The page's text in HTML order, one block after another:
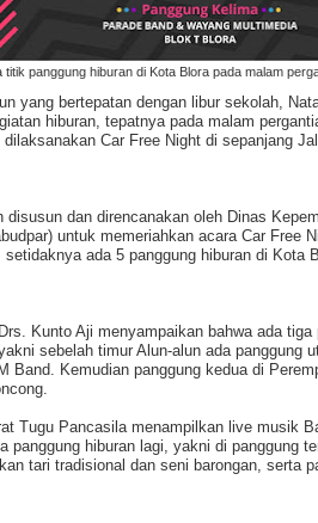
titik panggung hiburan di Kota Blora pada malam
yang bertepatan dengan libur sekolah,
hiburan, tepatnya pada malam
Car Free Night di sepanjang
disusun dan direncanakan oleh Dinas
untuk memeriahkan acara Car Free
ada 5 panggung hiburan di Kota
Kunto Aji menyampaikan bahwa ada
sebelah timur Alun-alun ada panggung
Band. Kemudian panggung kedua di
Tugu Pancasila menampilkan live musik
panggung hiburan lagi, yakni di panggung
tari tradisional dan seni barongan, serta